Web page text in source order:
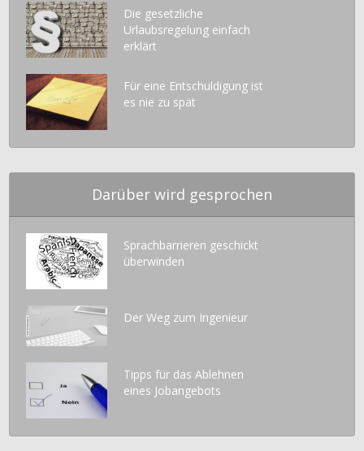
Die gesetzliche
Urlaubsregelung einfach
erklärt
Für eine Entschuldigung ist
es nie zu spät
Darüber wird gesprochen
Sprachbarrieren geschickt
überwinden
Der Weg zum Ingenieur
Tipps für das Ablehnen
eines Jobangebots